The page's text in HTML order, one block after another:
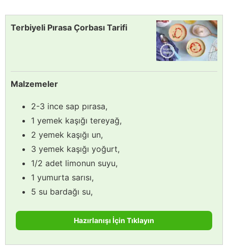
Terbiyeli Pırasa Çorbası Tarifi
Malzemeler
2-3 ince sap pırasa,
1 yemek kaşığı tereyağ,
2 yemek kaşığı un,
3 yemek kaşığı yoğurt,
1/2 adet limonun suyu,
1 yumurta sarısı,
5 su bardağı su,
Hazırlanışı İçin Tıklayın